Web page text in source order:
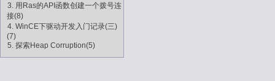
3. 用Ras的API函数创建一个拨号连
接(8)
4. WinCE下驱动开发入门记录(三)
(7)
5. 探索Heap Corruption(5)